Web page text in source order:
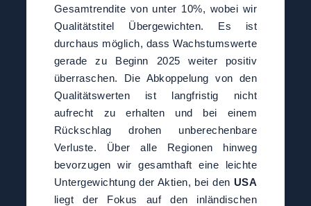
Gesamtrendite von unter 10%, wobei wir
Qualitätstitel Übergewichten. Es ist
durchaus möglich, dass Wachstumswerte
gerade zu Beginn 2025 weiter positiv
überraschen. Die Abkoppelung von den
Qualitätswerten ist langfristig nicht
aufrecht zu erhalten und bei einem
Rückschlag drohen unberechenbare
Verluste. Über alle Regionen hinweg
bevorzugen wir gesamthaft eine leichte
Untergewichtung der Aktien, bei den USA
liegt der Fokus auf den inländischen